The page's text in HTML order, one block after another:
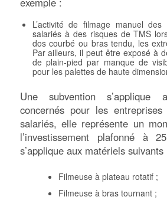
L’activité de filmage manuel
salariés à des risques de TMS
dos courbé ou bras tendu, les
Par ailleurs, il peut être exposé à
de plain-pied par manque de
pour les palettes de haute
Une subvention s’applique
concernés pour les
salariés, elle représente un
l’investissement plafonné à
s’applique aux matériels suivants
Filmeuse à plateau rotatif ;
Filmeuse à bras tournant ;